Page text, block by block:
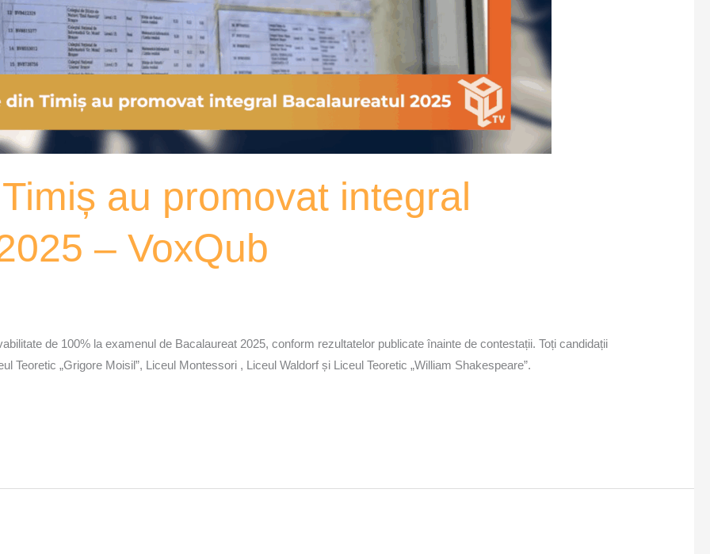
au promovat integral
– VoxQub
de 100% la examenul de Bacalaureat 2025, conform rezultatelor publicate înainte de contestații. Toți candidații
Teoretic „Grigore Moisil”, Liceul Montessori , Liceul Waldorf și Liceul Teoretic „William Shakespeare”.